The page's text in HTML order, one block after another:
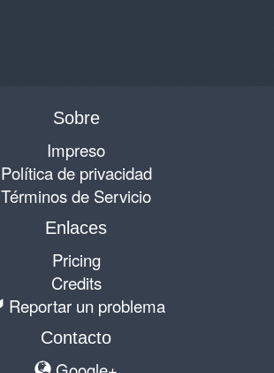
Sobre
Impreso
Política de privacidad
Términos de Servicio
Enlaces
Pricing
Credits
Reportar un problema
Contacto